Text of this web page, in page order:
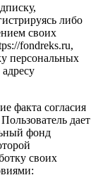
либо
своих
fondreks.ru,
персональных
факта согласия
дает
фонд
своих